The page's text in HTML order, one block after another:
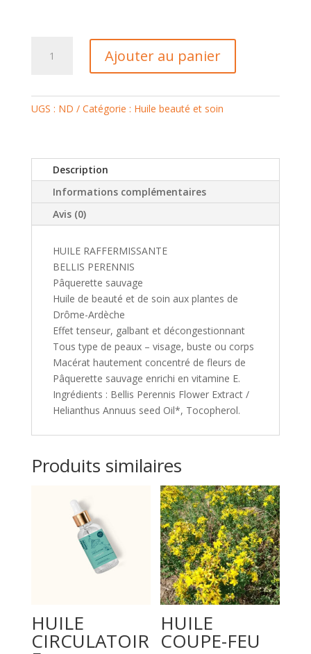
Ajouter au panier
UGS : ND Catégorie : Huile beauté et soin
Description
Informations complémentaires
Avis (0)
HUILE RAFFERMISSANTE
BELLIS PERENNIS
Pâquerette sauvage
Huile de beauté et de soin aux plantes de
Drôme-Ardèche
Effet tenseur, galbant et décongestionnant
Tous type de peaux – visage, buste ou corps
Macérat hautement concentré de fleurs de
Pâquerette sauvage enrichi en vitamine E.
Ingrédients : Bellis Perennis Flower Extract /
Helianthus Annuus seed Oil*, Tocopherol.
Produits similaires
HUILE
CIRCULATOIR
HUILE
COUPE-FEU